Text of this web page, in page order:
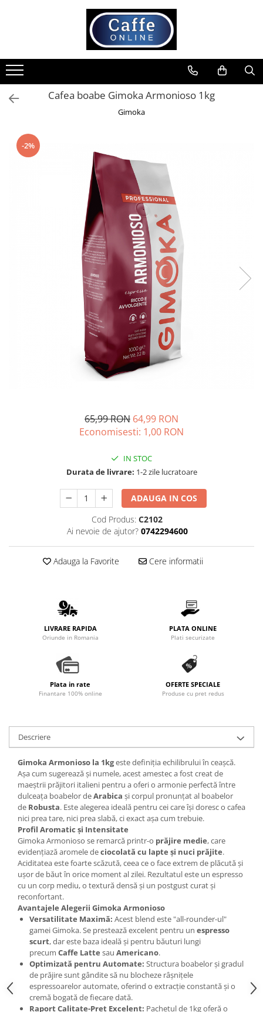
Cafea
Cafea Boabe
Capsule Cafea
Cafea Instant
Ceai
Piese schimb espressoare
Portafiltre
Cafea boabe Gimoka Armonioso 1kg
Gimoka
-2%
65,99 RON 64,99 RON
Economisesti: 1,00 RON
IN STOC
Durata de livrare: 1-2 zile lucratoare
ADAUGA IN COS
Cod Produs: C2102
Ai nevoie de ajutor? 0742294600
Adauga la Favorite Cere informatii
LIVRARE RAPIDA
Oriunde in Romania
PLATA ONLINE
Plati securizate
Plata in rate
Finantare 100% online
OFERTE SPECIALE
Produse cu pret redus
Descriere
Gimoka Armonioso la 1kgeste definiția echilibrului în ceașcă.
Așa cum sugerează și numele, acest amestec a fost creat de
maeștrii prăjitori italieni pentru a oferi o armonie perfectă între
dulceața boabelor deArabica și corpul pronunțat al boabelor
de Robusta. Este alegerea ideală pentru cei care își doresc o cafea
nici prea tare, nici prea slabă, ci exact așa cum trebuie.
Profil Aromatic și Intensitate
Gimoka Armonioso se remarcă printr-o prăjire medie, care
evidențiază aromele deciocolată cu lapte și nuci prăjite.
Aciditatea este foarte scăzută, ceea ce o face extrem de plăcută și
ușor de băut în orice moment al zilei. Rezultatul este un espresso
cu un corp mediu, o textură densă și un postgust curat și
reconfortant.
Avantajele Alegerii Gimoka Armonioso
Versatilitate Maximă: Acest blend este "all-rounder-ul"
gamei Gimoka. Se prestează excelent pentru un espresso
scurt, dar este baza ideală și pentru băuturi lungi
precum Caffe Latte sau Americano.
Optimizată pentru Automate: Structura boabelor și gradul
de prăjire sunt gândite să nu blocheze râșnițele
espressoarelor automate, oferind o extracție constantă și o
cremă bogată de fiecare dată.
Raport Calitate-Preț Excelent: Pachetul de 1kg oferă o